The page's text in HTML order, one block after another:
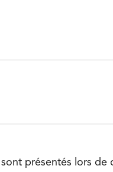
présentés lors de